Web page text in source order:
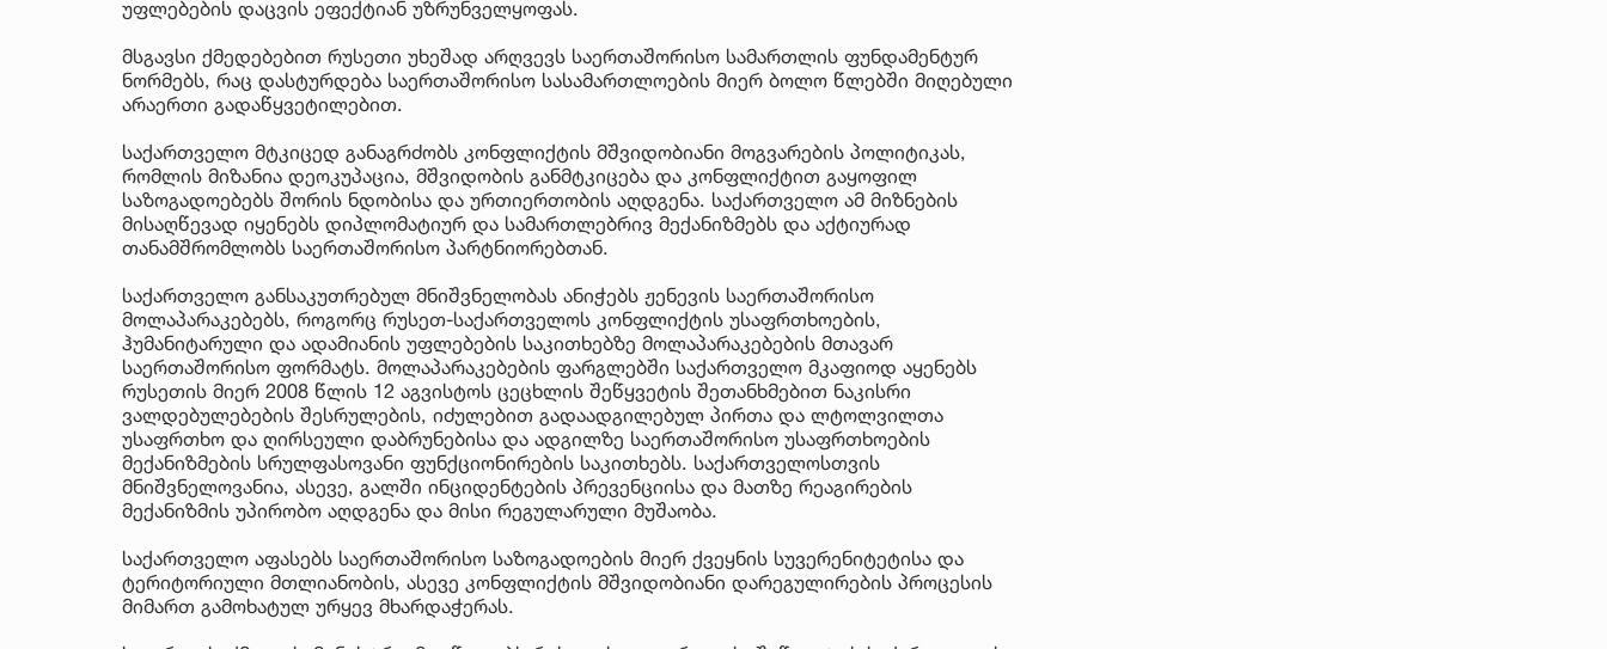
უფლებების დაცვის ეფექტიან უზრუნველყოფას.
მსგავსი ქმედებებით რუსეთი უხეშად არღვევს საერთაშორისო სამართლის ფუნდამენტურ
ნორმებს, რაც დასტურდება საერთაშორისო სასამართლოების მიერ ბოლო წლებში მიღებული
არაერთი გადაწყვეტილებით.
საქართველო მტკიცედ განაგრძობს კონფლიქტის მშვიდობიანი მოგვარების პოლიტიკას,
რომლის მიზანია დეოკუპაცია, მშვიდობის განმტკიცება და კონფლიქტით გაყოფილ
საზოგადოებებს შორის ნდობისა და ურთიერთობის აღდგენა. საქართველო ამ მიზნების
მისაღწევად იყენებს დიპლომატიურ და სამართლებრივ მექანიზმებს და აქტიურად
თანამშრომლობს საერთაშორისო პარტნიორებთან.
საქართველო განსაკუთრებულ მნიშვნელობას ანიჭებს ჟენევის საერთაშორისო
მოლაპარაკებებს, როგორც რუსეთ-საქართველოს კონფლიქტის უსაფრთხოების,
ჰუმანიტარული და ადამიანის უფლებების საკითხებზე მოლაპარაკებების მთავარ
საერთაშორისო ფორმატს. მოლაპარაკებების ფარგლებში საქართველო მკაფიოდ აყენებს
რუსეთის მიერ 2008 წლის 12 აგვისტოს ცეცხლის შეწყვეტის შეთანხმებით ნაკისრი
ვალდებულებების შესრულების, იძულებით გადაადგილებულ პირთა და ლტოლვილთა
უსაფრთხო და ღირსეული დაბრუნებისა და ადგილზე საერთაშორისო უსაფრთხოების
მექანიზმების სრულფასოვანი ფუნქციონირების საკითხებს. საქართველოსთვის
მნიშვნელოვანია, ასევე, გალში ინციდენტების პრევენციისა და მათზე რეაგირების
მექანიზმის უპირობო აღდგენა და მისი რეგულარული მუშაობა.
საქართველო აფასებს საერთაშორისო საზოგადოების მიერ ქვეყნის სუვერენიტეტისა და
ტერიტორიული მთლიანობის, ასევე კონფლიქტის მშვიდობიანი დარეგულირების პროცესის
მიმართ გამოხატულ ურყევ მხარდაჭერას.